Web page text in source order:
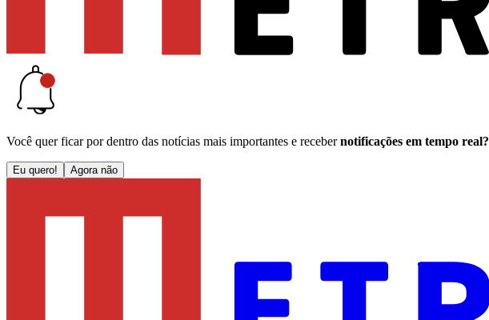
Você quer ficar por dentro das notícias mais importantes e receber notificações em tempo real?
Eu quero! Agora não